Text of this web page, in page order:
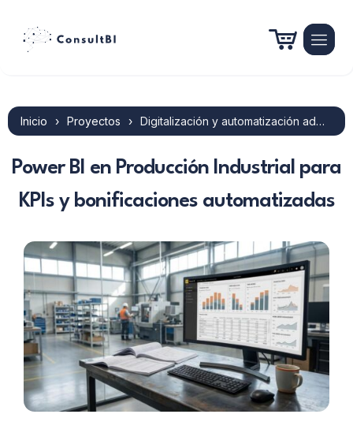
Inicio › Proyectos › Digitalización y automatización administrativa en industria
Power BI en Producción Industrial para
KPIs y bonificaciones automatizadas